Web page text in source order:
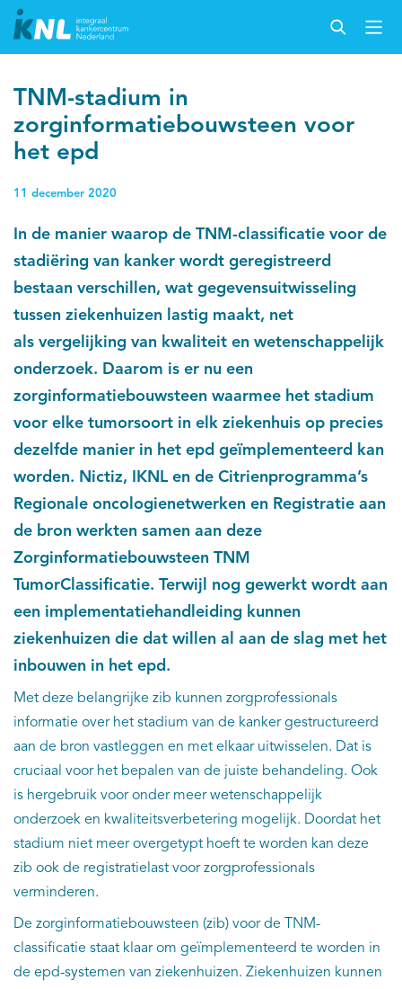
TNM-stadium in
zorginformatiebouwsteen voor
het epd
11 december 2020
In de manier waarop de TNM-classificatie voor de
stadiëring van kanker wordt geregistreerd
bestaan verschillen, wat gegevensuitwisseling
tussen ziekenhuizen lastig maakt, net
als vergelijking van kwaliteit en wetenschappelijk
onderzoek. Daarom is er nu een
zorginformatiebouwsteen waarmee het stadium
voor elke tumorsoort in elk ziekenhuis op precies
dezelfde manier in het epd geïmplementeerd kan
worden. Nictiz, IKNL en de Citrienprogramma’s
Regionale oncologienetwerken en Registratie aan
de bron werkten samen aan deze
Zorginformatiebouwsteen TNM
TumorClassificatie. Terwijl nog gewerkt wordt aan
een implementatiehandleiding kunnen
ziekenhuizen die dat willen al aan de slag met het
inbouwen in het epd.
Met deze belangrijke zib kunnen zorgprofessionals
informatie over het stadium van de kanker gestructureerd
aan de bron vastleggen en met elkaar uitwisselen. Dat is
cruciaal voor het bepalen van de juiste behandeling. Ook
is hergebruik voor onder meer wetenschappelijk
onderzoek en kwaliteitsverbetering mogelijk. Doordat het
stadium niet meer overgetypt hoeft te worden kan deze
zib ook de registratielast voor zorgprofessionals
verminderen.
De zorginformatiebouwsteen (zib) voor de TNM-
classificatie staat klaar om geïmplementeerd te worden in
de epd-systemen van ziekenhuizen. Ziekenhuizen kunnen